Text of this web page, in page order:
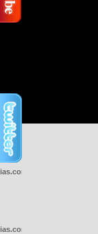
wp-
wp-